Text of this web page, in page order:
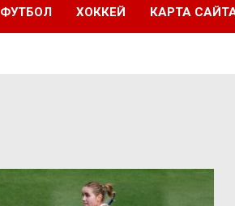
ФУТБОЛ ХОККЕЙ КАРТА